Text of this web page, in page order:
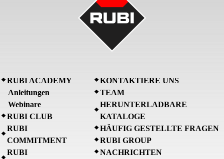
RUBI ACADEMY
Anleitungen
Webinare
RUBI CLUB
RUBI
COMMITMENT
RUBI
KONTAKTIERE UNS
TEAM
HERUNTERLADBARE
KATALOGE
HÄUFIG GESTELLTE FRAGEN
RUBI GROUP
NACHRICHTEN